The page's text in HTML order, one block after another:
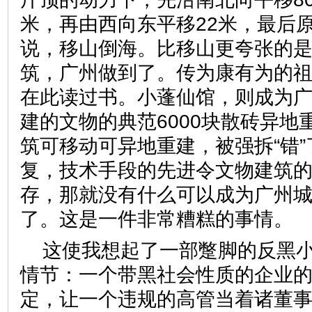
米，再由西向东平移22米，最后
说，移山倒海。比移山更夸张的
筑，广州做到了。传为康有为的
在此读过书。小蓬仙馆，则成为
建的文物的典范6000块散砖异地
筑可移动可异地重建，被强拆“错
复，技术手段的先进令文物建筑
存，那就没有什么可以成为广州
了。这是一件非常糟糕的事
这使我想起了一部蹩脚的反黑
情节：一个带黑社会性质的企业
定，让一个违规的高管当着诸董